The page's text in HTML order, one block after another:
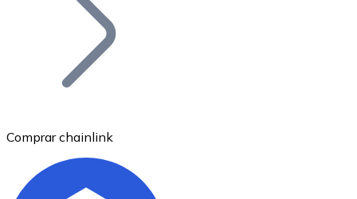
Bitcoin
Comprar chainlink